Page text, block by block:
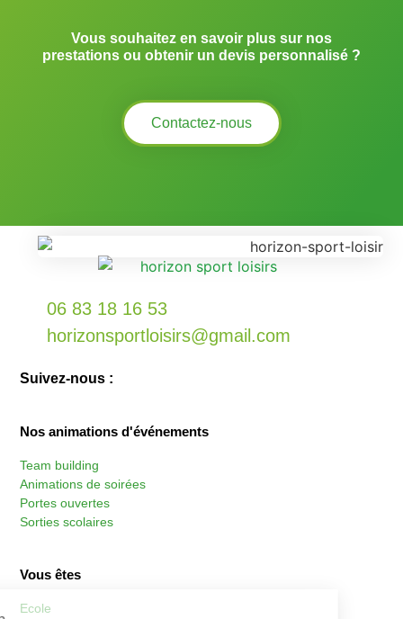
Vous souhaitez en savoir plus sur nos
prestations ou obtenir un devis personnalisé ?
Contactez-nous
06 83 18 16 53
horizonsportloisirs@gmail.com
Suivez-nous :
Nos animations d'événements
Team building
Animations de soirées
Portes ouvertes
Sorties scolaires
Vous êtes
Ecole